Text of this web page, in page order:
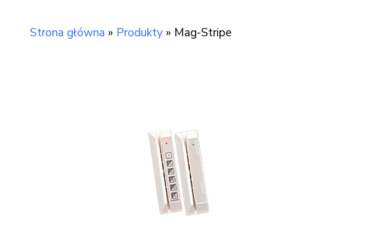
Strona główna » Produkty » Mag-Stripe